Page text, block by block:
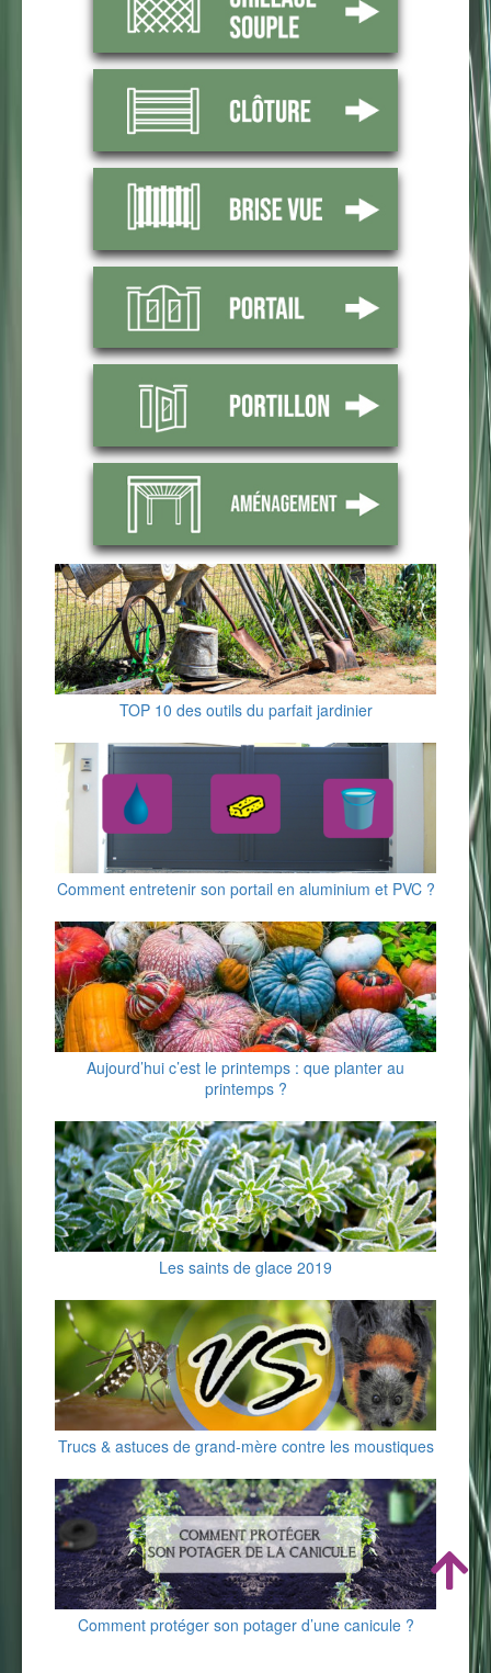
TOP 10 des outils du parfait jardinier
Comment entretenir son portail en aluminium et PVC ?
Aujourd’hui c’est le printemps : que planter au
printemps ?
Les saints de glace 2019
Trucs & astuces de grand-mère contre les moustiques
Comment protéger son potager d’une canicule ?